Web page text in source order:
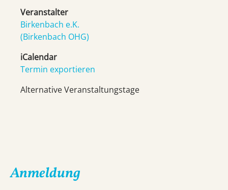
Veranstalter
Birkenbach e.K.
(Birkenbach OHG)
iCalendar
Termin exportieren
Alternative Veranstaltungstage
Anmeldung